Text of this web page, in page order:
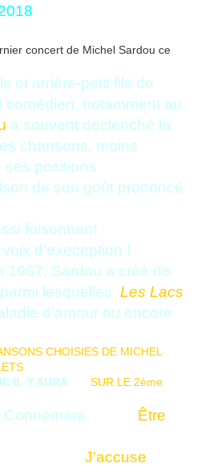
et arrière-petit fils de
notamment au
a souvent déclenché la
chansons, moins
ses positions
de son goût prononcé
foisonnant
d'exeception !
1967, Sardou a créé de
lesquelles Les Lacs
d'amour ou encore
CHOISIES DE MICHEL
IL Y AURA
SUR LE 2ème
Être
J'accuse